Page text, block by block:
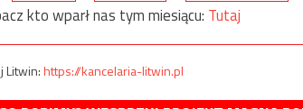
kto wparł nas tym miesiącu: Tutaj
Litwin:https://kancelaria-litwin.pl